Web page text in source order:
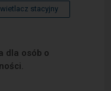
stacyjny
dla osób o